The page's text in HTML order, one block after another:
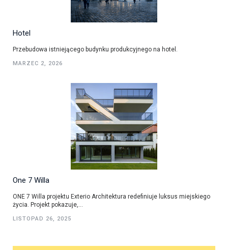
Hotel
Przebudowa istniejącego budynku produkcyjnego na hotel.
MARZEC 2, 2026
One 7 Willa
ONE 7 Willa projektu Exterio Architektura redefiniuje luksus miejskiego
życia. Projekt pokazuje,...
LISTOPAD 26, 2025